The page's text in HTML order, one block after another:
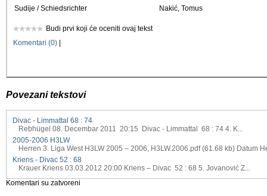
Sudije / Schiedsrichter
Nakić, Tomus
Budi prvi koji će oceniti ovaj tekst
Komentari (0)
Povezani tekstovi
Divac - Limmattal 68 : 74
Rebhügel 08. Decembar 2011 20:15 Divac - Limmattal 68 : 74 4. K...
2005-2006 H3LW
Herren 3. Liga West H3LW 2005 – 2006, H3LW.2006.pdf (61.68 kb) Datum
Kriens - Divac 52 : 68
Krauer Kriens 03.03.2012 20:00 Kriens – Divac 52 : 68 5. Jovanović Z...
Komentari su zatvoreni